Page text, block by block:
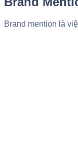
Brand mention là